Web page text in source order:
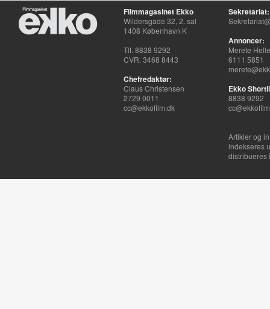
Filmmagasinet Ekko
Wildersgade 32, 2. sal
1408 København K
Tlf. 8838 9292
CVR. 3468 8443
Chefredaktør:
Claus Christensen
2729 0011
cc@ekkofilm.dk
Sekretariat:
Annoncer:
Merete
6111 5851
Ekko
8838 9292
Artikler og
indekseres
distribueres